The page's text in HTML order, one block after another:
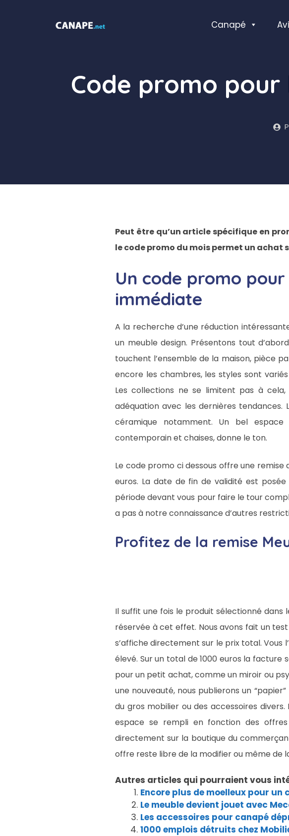
Canapé
Code promo
Peut être qu’un article spécifique en
le code promo du mois permet un achat
Un code promo
immédiate
A la recherche d’une réduction
un meuble design. Présentons tout
touchent l’ensemble de la maison, pièce
encore les chambres, les styles sont
Les collections ne se limitent pas à
adéquation avec les dernières tendances.
céramique notamment. Un bel
contemporain et chaises, donne le ton.
Le code promo ci dessous offre une
euros. La date de fin de validité est
période devant vous pour faire le tour
a pas à notre connaissance d’autres
Profitez de la remise
Il suffit une fois le produit sélectionné
réservée à cet effet. Nous avons fait un
s’affiche directement sur le prix total. Vous
élevé. Sur un total de 1000 euros la
pour un petit achat, comme un miroir ou
une nouveauté, nous publierons un
du gros mobilier ou des accessoires
espace se rempli en fonction des
directement sur la boutique du
offre reste libre de la modifier ou même de
Autres articles qui pourraient vous
Encore plus de moelleux pour un
Le meuble devient jouet avec
Les accessoires pour canapé
1000 emplois détruits chez